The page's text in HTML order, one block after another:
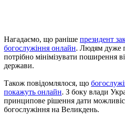
Нагадаємо, що раніше президент
богослужіння онлайн. Людям дуже
потрібно мінімізувати поширення
держави.
Також повідомлялося, що
покажуть онлайн. З боку влади
принципове рішення дати
богослужіння на Великдень.